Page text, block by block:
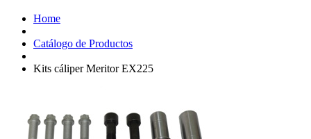
Home
Catálogo de Productos
Kits cáliper Meritor EX225